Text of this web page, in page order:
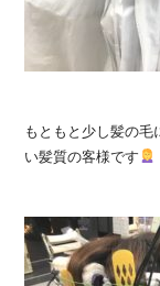
もともと少し髪の毛
い髪質の客様です